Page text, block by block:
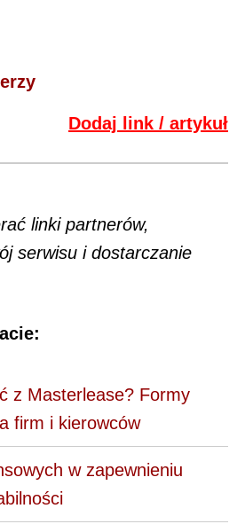
Dodaj link / artykuł
linki partnerów,
serwisu i dostarczanie
z Masterlease? Formy
firm i kierowców
w zapewnieniu